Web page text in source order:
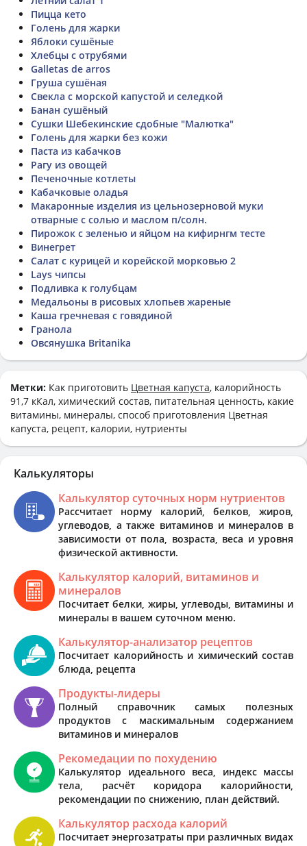
Пицца кето
Голень для жарки
Яблоки сушёные
Хлебцы с отрубями
Galletas de arros
Груша сушёная
Свекла с морской капустой и селедкой
Банан сушёный
Сушки Шебекинские сдобные "Малютка"
Голень для жарки без кожи
Паста из кабачков
Рагу из овощей
Печеночные котлеты
Кабачковые оладья
Макаронные изделия из цельнозерновой муки
отварные с солью и маслом п/солн.
Пирожок с зеленью и яйцом на кифирнгм тесте
Винегрет
Салат с курицей и корейской морковью 2
Lays чипсы
Подливка к голубцам
Медальоны в рисовых хлопьев жареные
Каша гречневая с говядиной
Гранола
Овсянушка Britanika
Метки: Как приготовить Цветная капуста, калорийность
91,7 кКал, химический состав, питательная ценность, какие
витамины, минералы, способ приготовления Цветная
капуста, рецепт, калории, нутриенты
Калькуляторы
Калькулятор суточных норм нутриентов
Рассчитает норму калорий, белков, жиров,
углеводов, а также витаминов и минералов в
зависимости от пола, возраста, веса и уровня
физической активности.
Калькулятор калорий, витаминов и
минералов
Посчитает белки, жиры, углеводы, витамины и
минералы в вашем суточном меню.
Калькулятор-анализатор рецептов
Посчитает калорийность и химический состав
блюда, рецепта
Продукты-лидеры
Полный справочник самых полезных
продуктов с маскимальным содержанием
витаминов и минералов
Рекомедации по похудению
Калькулятор идеального веса, индекс массы
тела, расчёт коридора калорийности,
рекомендации по снижению, план действий.
Калькулятор расхода калорий
Посчитает энергозатраты при различных видах